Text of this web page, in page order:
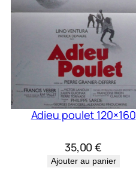
Adieu poulet 120×160
35,00€
Ajouter au panier